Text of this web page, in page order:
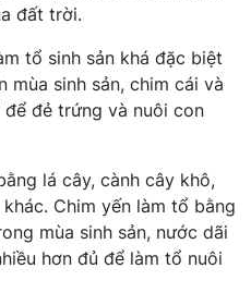
đất trời.
tổ sinh sản khá đặc biệt
mùa sinh sản, chim cái và
đẻ trứng và nuôi con
lá cây, cành cây khô,
Chim yến làm tổ bằng
mùa sinh sản, nước dãi
hơn đủ để làm tổ nuôi